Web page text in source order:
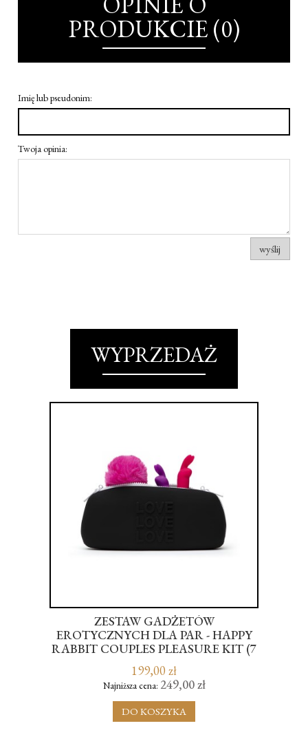
PRODUKCIE (0)
Imię lub pseudonim:
Twoja opinia:
wyślij
WYPRZEDAŻ
ZESTAW GADŻETÓW
EROTYCZNYCH DLA PAR - HAPPY
RABBIT COUPLES PLEASURE KIT (7
PIECE)
199,00 zł
Najniższa cena: 249,00 zł
DO KOSZYKA